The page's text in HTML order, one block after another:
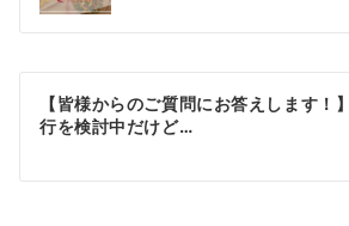
ナ
ビ
シ
【皆様からのご質問にお答えします！
行を検討中だけど…